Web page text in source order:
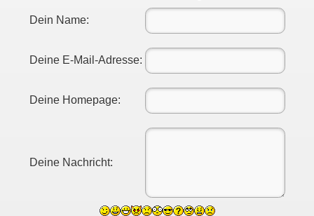
Dein Name:
Deine E-Mail-Adresse:
Deine Homepage:
Deine Nachricht: